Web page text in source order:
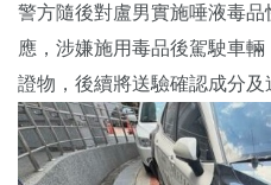
警方隨後對盧男實施唾液毒
應，涉嫌施用毒品後駕駛車
證物，後續將送驗確認成分及